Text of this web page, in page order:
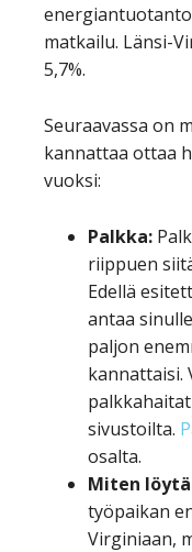
matkailu. Länsi-
5,7%.
Seuraavassa on
kannattaa ottaa
vuoksi:
Palkka:
riippuen
Edellä
antaa
paljon
kannattaisi.
sivustoilta.
osalta.
Miten
työpaikan
Virginiaan,